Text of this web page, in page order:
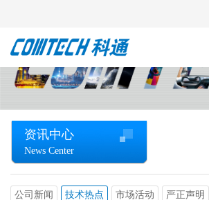
资讯中心
News Center
公司新闻 技术热点 市场活动 严正声明